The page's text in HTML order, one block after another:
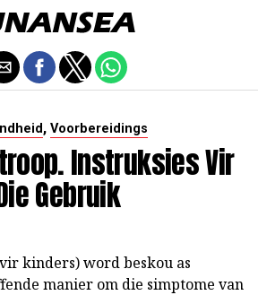
, Voorbereidings
Instruksies Vir
Gebruik
kinders) word beskou as
manier om die simptome van